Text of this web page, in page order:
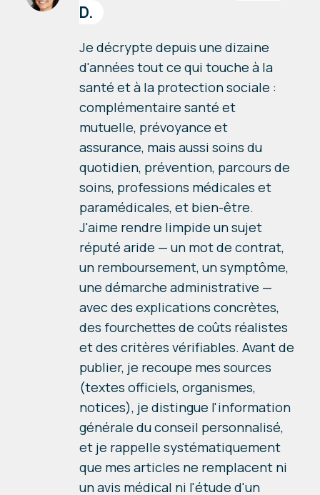
D.
Je décrypte depuis une dizaine
d'années tout ce qui touche à la
santé et à la protection sociale :
complémentaire santé et
mutuelle, prévoyance et
assurance, mais aussi soins du
quotidien, prévention, parcours de
soins, professions médicales et
paramédicales, et bien-être.
J'aime rendre limpide un sujet
réputé aride — un mot de contrat,
un remboursement, un symptôme,
une démarche administrative —
avec des explications concrètes,
des fourchettes de coûts réalistes
et des critères vérifiables. Avant de
publier, je recoupe mes sources
(textes officiels, organismes,
notices), je distingue l'information
générale du conseil personnalisé,
et je rappelle systématiquement
que mes articles ne remplacent ni
un avis médical ni l'étude d'un